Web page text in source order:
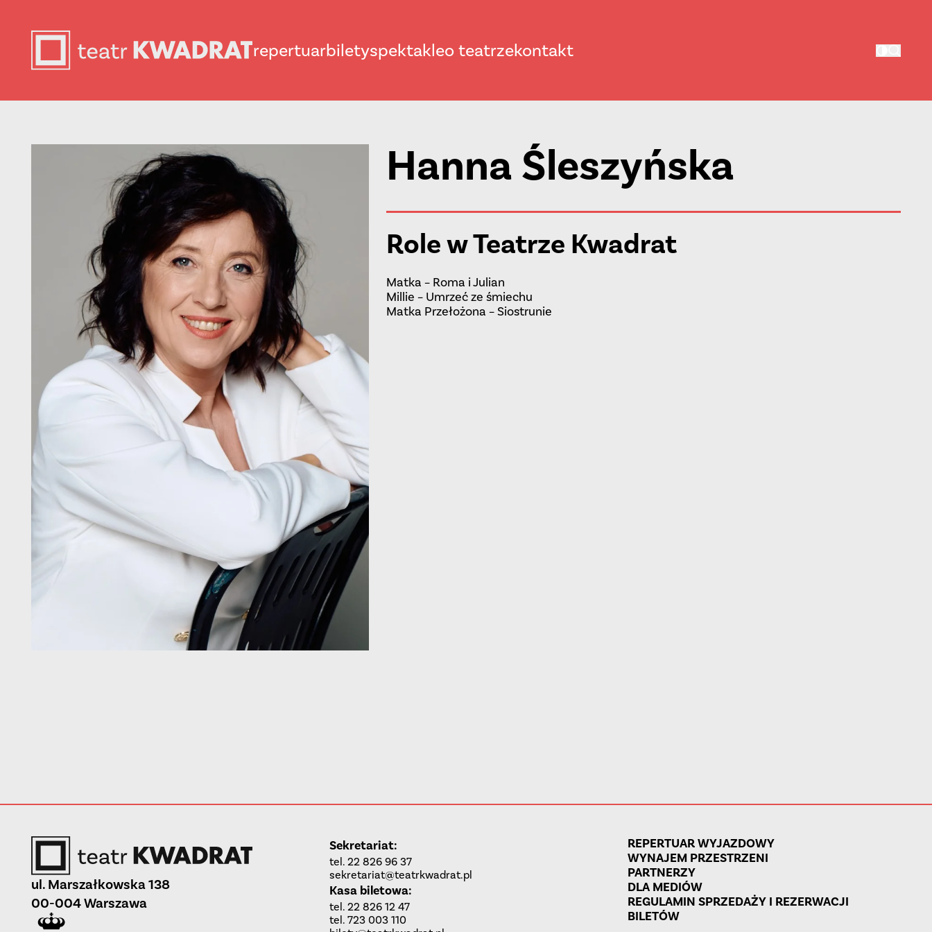
repertuarbiletyspektakleo teatrzekontakt
Hanna Śleszyńska
Role w Teatrze Kwadrat
Matka – Roma i Julian
Millie – Umrzeć ze śmiechu
Matka Przełożona –Siostrunie
ul. Marszałkowska 138
00-004 Warszawa
Sekretariat:
tel. 22 826 96 37
sekretariat@teatrkwadrat.pl
Kasa biletowa:
tel. 22 826 12 47
tel. 723 003 110
REPERTUAR WYJAZDOWY
WYNAJEM PRZESTRZENI
PARTNERZY
DLA MEDIÓW
REGULAMIN SPRZEDAŻY I REZERWACJI
BILETÓW